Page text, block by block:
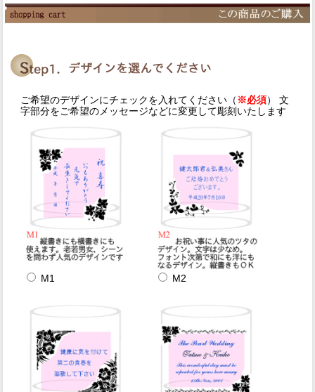
ご希望のデザインにチェックを入れてください（ ※必須） 文
字部分をご希望のメッセージなどに変更して彫刻いたします
M1 M2